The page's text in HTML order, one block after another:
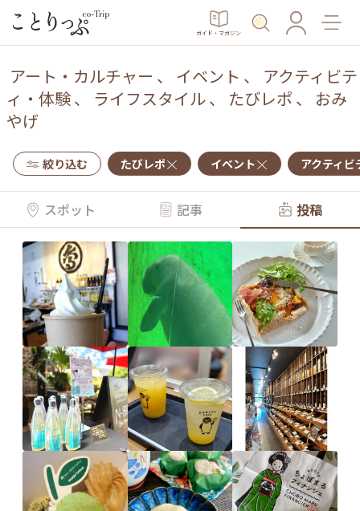
ガイド・マガジン
アート・カルチャー 、 イベント 、 アクティビテ
ィ・体験、 ライフスタイル、 たびレポ 、 おみ
やげ
絞り込む たびレポ イベント アクティビ
スポット 記事 投稿